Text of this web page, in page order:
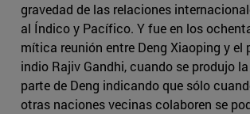
gravedad de las relaciones
al Índico y Pacífico. Y fue en los
mítica reunión entre Deng Xiaoping y el
indio Rajiv Gandhi, cuando se produjo
parte de Deng indicando que sólo
otras naciones vecinas colaboren se